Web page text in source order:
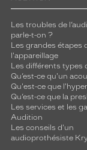
Les troubles de
parle-t-on ?
Les grandes étapes
l'appareillage
Les différents types
Qu’est-ce qu'un
Qu'est-ce que
Qu’est-ce que la
Les services et les
Audition
Les conseils d'un
audioprothésiste